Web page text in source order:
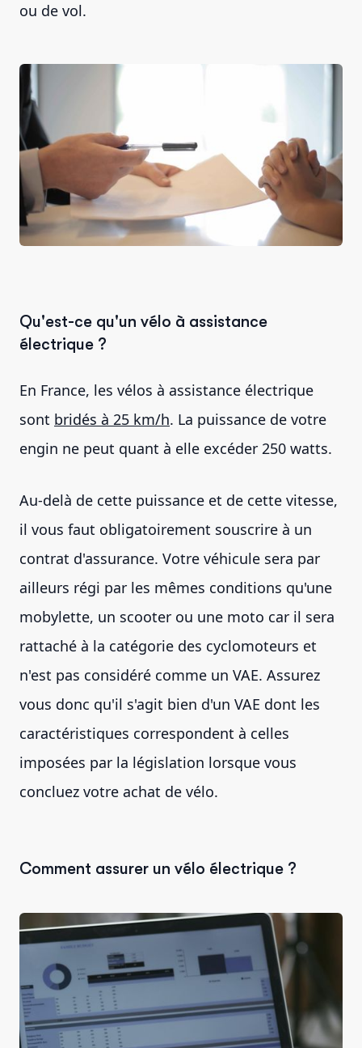
ou de vol.
Qu'est-ce qu'un vélo à assistance
électrique ?
En France, les vélos à assistance électrique
sont bridés à 25 km/h. La puissance de votre
engin ne peut quant à elle excéder 250 watts.
Au-delà de cette puissance et de cette vitesse,
il vous faut obligatoirement souscrire à un
contrat d'assurance. Votre véhicule sera par
ailleurs régi par les mêmes conditions qu'une
mobylette, un scooter ou une moto car il sera
rattaché à la catégorie des cyclomoteurs et
n'est pas considéré comme un VAE. Assurez
vous donc qu'il s'agit bien d'un VAE dont les
caractéristiques correspondent à celles
imposées par la législation lorsque vous
concluez votre achat de vélo.
Comment assurer un vélo électrique ?